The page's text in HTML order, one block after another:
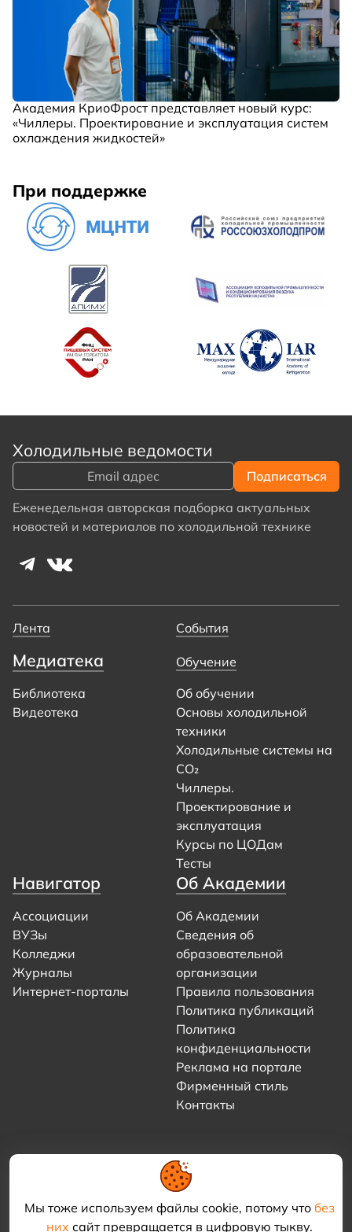
Академия КриоФрост представляет новый курс:
«Чиллеры. Проектирование и эксплуатация систем
охлаждения жидкостей»
Мы тоже используем файлы cookie, потому что без
нихсайт превращается в цифровую тыкву.
При поддержке
Холодильные ведомости
Еженедельная авторская подборка актуальных
новостей и материалов по холодильной технике
Лента События
Медиатека
Библиотека
Видеотека
Обучение
Об обучении
Основы холодильной
техники
Холодильные системы на
CO₂
Чиллеры.
Проектирование и
эксплуатация
Курсы по ЦОДам
Тесты
Навигатор
Ассоциации
ВУЗы
Колледжи
Журналы
Интернет-порталы
Об Академии
Об Академии
Сведения об
образовательной
организации
Правила пользования
Политика публикаций
Политика
конфиденциальности
Реклама на портале
Фирменный стиль
Контакты